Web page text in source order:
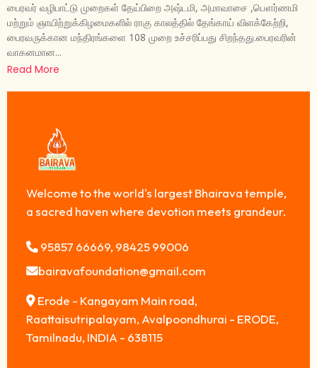
பைரவர் வழிபாட்டு முறைகள் தேய்பிறை அஷ்டமி, அமாவாசை ,பௌர்ணமி
மற்றும் ஞாயிற்றுக்கிழமைகளில் ராகு காலத்தில் தேங்காய் விளக்கேற்றி,
பைரவருக்கான மந்திரங்களை 108 முறை உச்சரிப்பது சிறந்தது.பைரவரின்
வாகனமான...
Read More
Welcome to the world's largest Bhairava temple,
a sacred haven where devotion meets grandeur.
95857 66669, 98425 99006
bairavafoundation@gmail.com
Erode - Kangayam Main road,
Raattaisutripalayam, Avalpoondhurai - ERODE,
Tamilnadu, INDIA - 638115